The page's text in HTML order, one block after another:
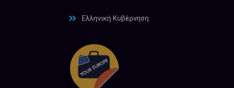
Ελληνική Κυβέρνηση